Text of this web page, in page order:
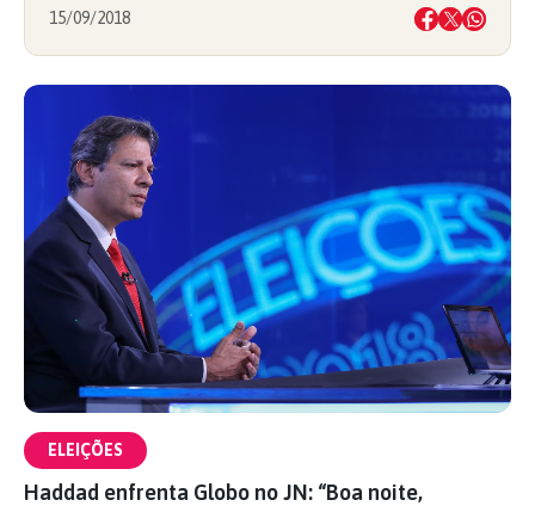
15/09/2018
ELEIÇÕES
Haddad enfrenta Globo no JN: “Boa noite,